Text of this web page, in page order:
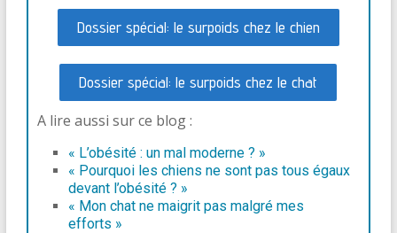
Dossier spécial: le surpoids chez le chien
Dossier spécial: le surpoids chez le chat
A lire aussi sur ce blog :
« L’obésité : un mal moderne ? »
« Pourquoi les chiens ne sont pas tous égaux
devant l’obésité ? »
« Mon chat ne maigrit pas malgré mes
efforts »